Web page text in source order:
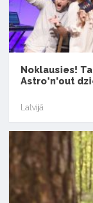
Noklausies!
Astro'n'out
Latvijā